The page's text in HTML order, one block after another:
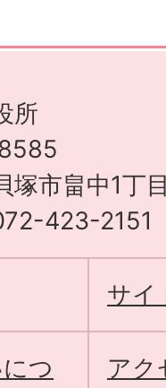
所
塚市畠中1丁
423-2151
サイ
つ
アク